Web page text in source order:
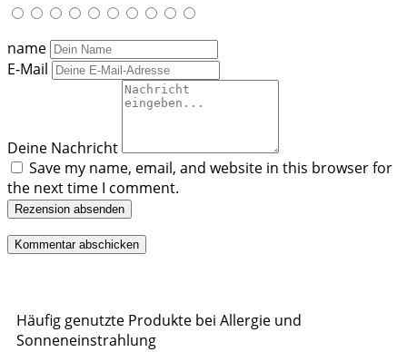
name
E-Mail
Deine Nachricht
Save my name, email, and website in this browser for
the next time I comment.
Rezension absenden
Häufig genutzte Produkte bei Allergie und
Sonneneinstrahlung